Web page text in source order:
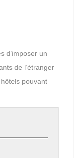
d’imposer un
de l’étranger
pouvant